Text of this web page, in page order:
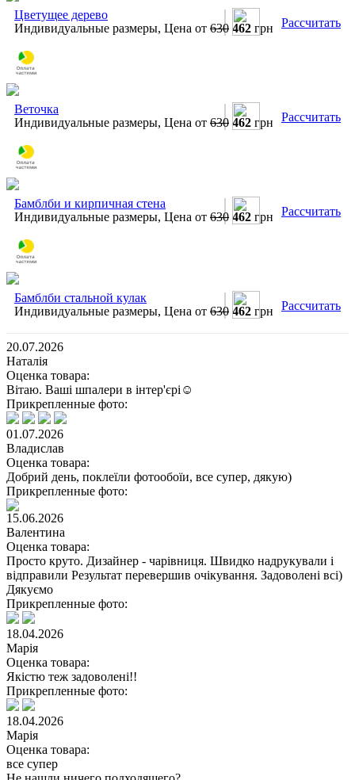
Цветущее дерево
Индивидуальные размеры, Цена от 630 462 грн Рассчитать
Веточка
Индивидуальные размеры, Цена от 630 462 грн Рассчитать
Бамблби и кирпичная стена
Индивидуальные размеры, Цена от 630 462 грн Рассчитать
Бамблби стальной кулак
Индивидуальные размеры, Цена от 630 462 грн Рассчитать
20.07.2026
Наталія
Оценка товара:
Вітаю. Ваші шпалери в інтер'єрі☺️
Прикрепленные фото:
01.07.2026
Владислав
Оценка товара:
Добрий день, поклеїли фотообоїи, все супер, дякую)
Прикрепленные фото:
15.06.2026
Валентина
Оценка товара:
Просто круто. Дизайнер - чарівниця. Швидко надрукували і
відправили Результат перевершив очікування. Задоволені всі)
Дякуємо
Прикрепленные фото:
18.04.2026
Марія
Оценка товара:
Якістю теж задоволені!!
Прикрепленные фото:
18.04.2026
Марія
Оценка товара:
все супер